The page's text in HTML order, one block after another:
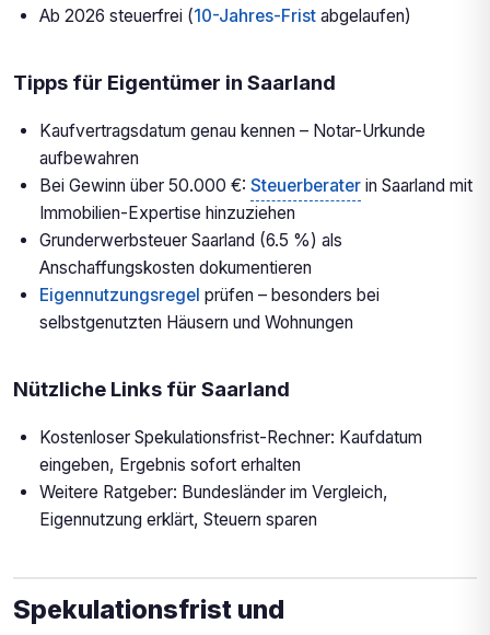
Ab 2026 steuerfrei (10-Jahres-Frist abgelaufen)
Tipps für Eigentümer in Saarland
Kaufvertragsdatum genau kennen – Notar-Urkunde
aufbewahren
Bei Gewinn über 50.000 €: Steuerberater in Saarland mit
Immobilien-Expertise hinzuziehen
Grunderwerbsteuer Saarland (6.5 %) als
Anschaffungskosten dokumentieren
Eigennutzungsregel prüfen – besonders bei
selbstgenutzten Häusern und Wohnungen
Nützliche Links für Saarland
Kostenloser Spekulationsfrist-Rechner: Kaufdatum
eingeben, Ergebnis sofort erhalten
Weitere Ratgeber: Bundesländer im Vergleich,
Eigennutzung erklärt, Steuern sparen
Spekulationsfrist und